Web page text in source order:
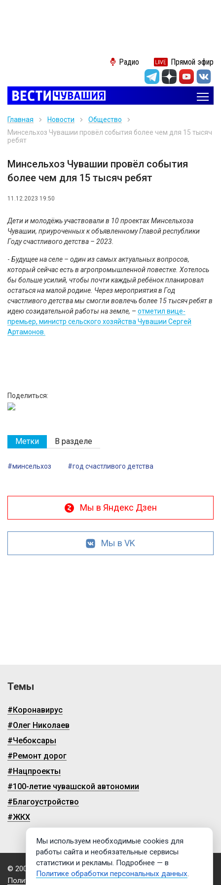
Радио Прямой эфир
Главная Новости
Общество
Минсельхоз Чувашии провёл события более чем для 15 тысяч
ребят
Минсельхоз Чувашии провёл события
более чем для 15 тысяч ребят
11.12.2023 19:50
Дети и молодёжь участвовали в 10 проектах Минсельхоза
Чувашии, приуроченных к объявленному Главой республики
Году счастливого детства – 2023.
- Будущее на селе – один из самых актуальных вопросов,
который сейчас есть в агропромышленной повестке. Хотелось
бы больше усилий, чтобы почти каждый ребёнок планировал
остаться на малой родине. Через мероприятия в Год
счастливого детства мы смогли вовлечь более 15 тысяч ребят в
идею созидательной работы на земле, – отметил вице-
премьер, министр сельского хозяйства Чувашии Сергей
Артамонов.
Поделиться:
Метки В разделе
#минсельхоз #год счастливого детства
Мы в Яндекс Дзен
Мы в VK
Темы
#Коронавирус
#Олег Николаев
#Чебоксары
#Ремонт дорог
#Нацпроекты
#100-летие чувашской автономии
#Благоустройство
#ЖКХ
© 2009-2026, ГТРК «Чувашия»
Политика обработки персональных данных
Мы используем необходимые cookies для
работы сайта и необязательные сервисы
статистики и рекламы. Подробнее — в
Политике обработки персональных данных.